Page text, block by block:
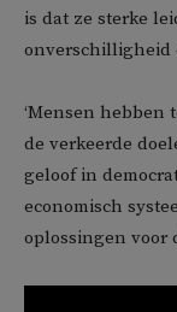
is dat ze sterke
onverschilligheid
‘Mensen hebben
de verkeerde
geloof in
economisch
oplossingen voor